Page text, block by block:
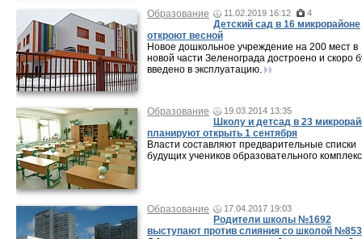
Образование 11.02.2019 16:12 4
Детский сад в 16 микрорайоне
откроют весной
Новое дошкольное учреждение на 200 мест в
новой части Зеленограда достроено и скоро
введено в эксплуатацию.
Образование 19.03.2014 13:35
Школу и детсад в 23
планируют открыть 1 сентября
Власти составляют предварительные списки
будущих учеников образовательного
Образование 17.04.2017 19:03
Родители школы №1692
выступают против слияния со школой №853